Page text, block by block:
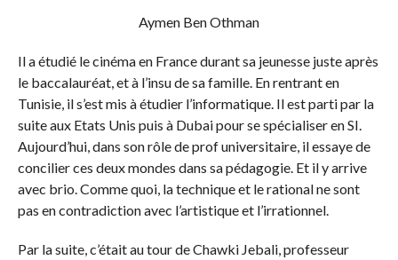
Aymen Ben Othman
Il a étudié le cinéma en France durant sa jeunesse juste après
le baccalauréat, et à l’insu de sa famille. En rentrant en
Tunisie, il s’est mis à étudier l’informatique. Il est parti par la
suite aux Etats Unis puis à Dubai pour se spécialiser en SI.
Aujourd’hui, dans son rôle de prof universitaire, il essaye de
concilier ces deux mondes dans sa pédagogie. Et il y arrive
avec brio. Comme quoi, la technique et le rational ne sont
pas en contradiction avec l’artistique et l’irrationnel.
Par la suite, c’était au tour de Chawki Jebali, professeur